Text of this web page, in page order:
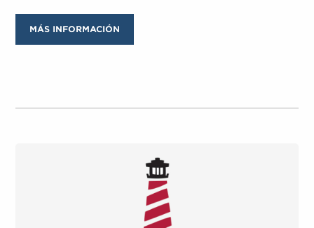
MÁS INFORMACIÓN